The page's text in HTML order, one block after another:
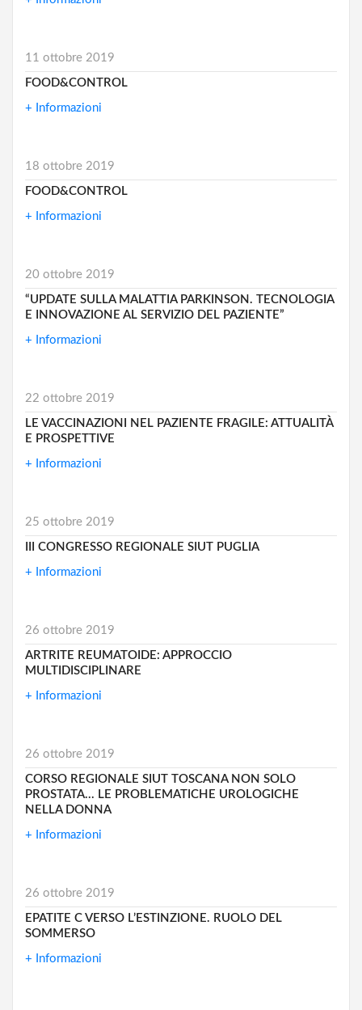
11 ottobre 2019
FOOD&CONTROL
+ Informazioni
18 ottobre 2019
FOOD&CONTROL
+ Informazioni
20 ottobre 2019
“UPDATE SULLA MALATTIA PARKINSON. TECNOLOGIA
E INNOVAZIONE AL SERVIZIO DEL PAZIENTE”
+ Informazioni
22 ottobre 2019
LE VACCINAZIONI NEL PAZIENTE FRAGILE: ATTUALITÀ
E PROSPETTIVE
+ Informazioni
25 ottobre 2019
III CONGRESSO REGIONALE SIUT PUGLIA
+ Informazioni
26 ottobre 2019
ARTRITE REUMATOIDE: APPROCCIO
MULTIDISCIPLINARE
+ Informazioni
26 ottobre 2019
CORSO REGIONALE SIUT TOSCANA NON SOLO
PROSTATA... LE PROBLEMATICHE UROLOGICHE
NELLA DONNA
+ Informazioni
26 ottobre 2019
EPATITE C VERSO L’ESTINZIONE. RUOLO DEL
SOMMERSO
+ Informazioni